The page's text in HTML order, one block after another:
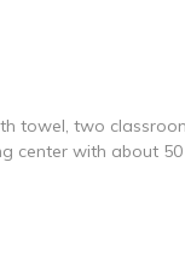
towel, two
center with about